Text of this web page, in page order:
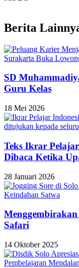
Berita
SD
Guru Kelas
18 Mei 2026
Teks Ikrar
Dibaca Ketika
28 Januari 2026
Menggembirakan
Safari
14 Oktober 2025